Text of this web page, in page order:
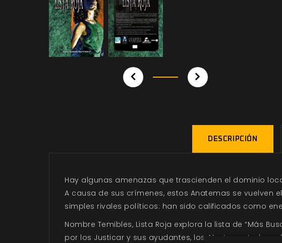
DESCRIPCIÓN
Hay algunas amenazas que trascienden el dominio
A causa de sus crímenes, estos Anatemas se vuelven
simples rivales políticos: han sido calificados como
Nombre Temibles, Lista Roja explora la lista de “Más
por los Justicar y sus ayudantes, los Alastores.